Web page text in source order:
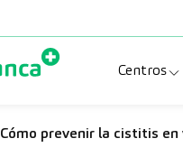
Centros
Cómo prevenir la cistitis